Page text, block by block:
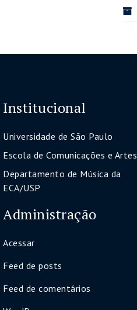
Institucional
Universidade de São Paulo
Escola de Comunicações e Artes
Departamento de Música da
ECA/USP
Administração
Acessar
Feed de posts
Feed de comentários